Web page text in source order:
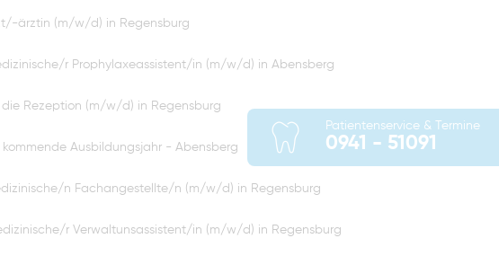
ärztin (m/w/d) in Regensburg
r Prophylaxeassistent/in (m/w/d) in Abensberg
die Rezeption (m/w/d) in Regensburg
Ausbildungsjahr - Abensberg
n Fachangestellte/n (m/w/d) in Regensburg
r Verwaltunsassistent/in (m/w/d) in Regensburg
Patientenservice & Termine
0941 - 51091